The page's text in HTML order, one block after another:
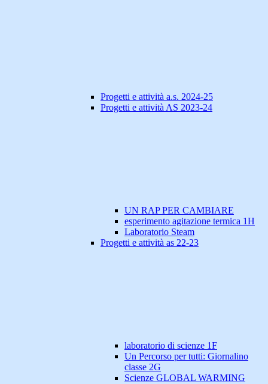
Progetti e attività a.s. 2024-25
Progetti e attività AS 2023-24
UN RAP PER CAMBIARE
esperimento agitazione termica 1H
Laboratorio Steam
Progetti e attività as 22-23
laboratorio di scienze 1F
Un Percorso per tutti: Giornalino
classe 2G
Scienze GLOBAL WARMING